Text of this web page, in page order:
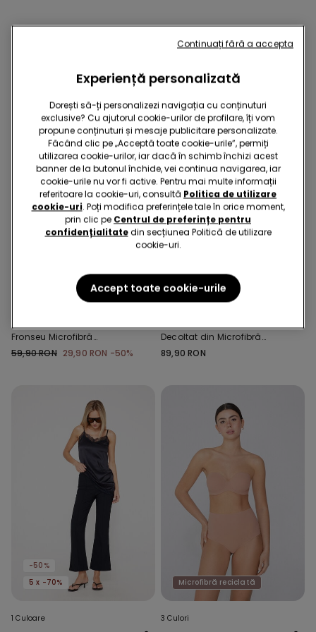
Fronseu Microfibră
Reciclată
59,90 RON 29,90 RON -50%
5 Culori
Decoltat din Microfibră
Reciclată
89,90 RON
-50%
5 x -70%
1 Culoare
Microfibră reciclată
3 Culori
Experiență personalizată
Dorești să-ți personalizezi navigația cu conținuturi
exclusive? Cu ajutorul cookie-urilor de profilare, îți vom
propune conținuturi și mesaje publicitare personalizate.
Făcând clic pe „Acceptă toate cookie-urile”, permiți
utilizarea cookie-urilor, iar dacă în schimb închizi acest
banner de la butonul închide, vei continua navigarea, iar
cookie-urile nu vor fi active. Pentru mai multe informații
referitoare la cookie-uri, consultă Politica de utilizare
cookie-uri. Poți modifica preferințele tale în orice moment,
prin clic pe Centrul de preferințe pentru
confidențialitatedin secțiunea Politică de utilizare
cookie-uri.
Accept toate cookie-urile
Continuați fără a accepta